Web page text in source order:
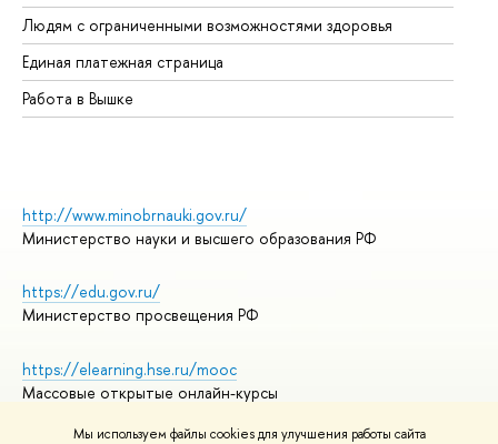
Мы используем файлы cookies для улучшения работы сайта
Людям с ограниченными возможностями здоровья
Единая платежная страница
Работа в Вышке
http://www.minobrnauki.gov.ru/
Министерство науки и высшего образования РФ
https://edu.gov.ru/
Министерство просвещения РФ
https://elearning.hse.ru/mooc
Массовые открытые онлайн-курсы